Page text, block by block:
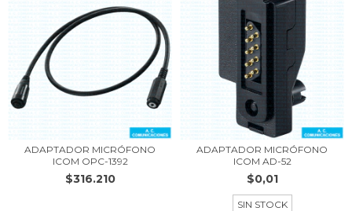
ADAPTADOR MICRÓFONO
ICOM OPC-1392
$316.210
ADAPTADOR MICRÓFONO
ICOM AD-52
$0,01
SIN STOCK